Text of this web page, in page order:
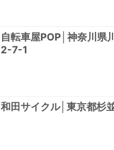
自転車屋POP│神奈川県
2-7-1
和田サイクル│東京都杉